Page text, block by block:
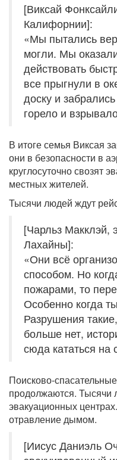
[Виксай
Калифорнии]:
«Мы пытались
могли. Мы
действовать
все прыгнули в
доску и
горело и
В итоге семья Виксая
они в безопасности в
круглосуточно свозят
местных жителей.
Тысячи людей ждут
[Чарльз Макклэй,
Лахайны]:
«Они всё
способом. Но
пожарами, то
Особенно когда
Разрушения
больше нет,
сюда кататься на
Поисково-
продолжаются. Тысячи
эвакуационных
отравление дымом.
[Иисус Даниэль